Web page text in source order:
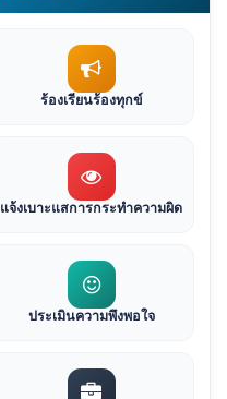
ร้องเรียนร้องทุกข์
แจ้งเบาะแสการกระทำความผิด
ประเมินความพึงพอใจ